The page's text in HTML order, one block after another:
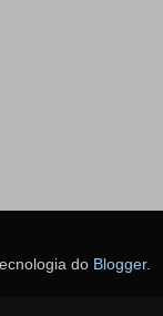
do Blogger.